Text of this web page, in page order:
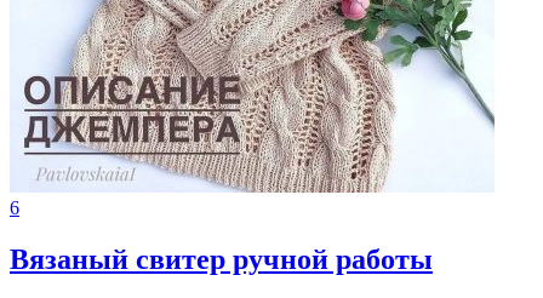
6
Вязаный свитер ручной работы